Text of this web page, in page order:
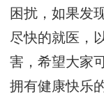
困扰，如果发
尽快的就医，
害，希望大家
拥有健康快乐